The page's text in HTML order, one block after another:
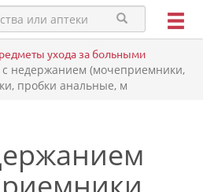
ухода за больными
с недержанием (мочеприемники,
пробки анальные, м